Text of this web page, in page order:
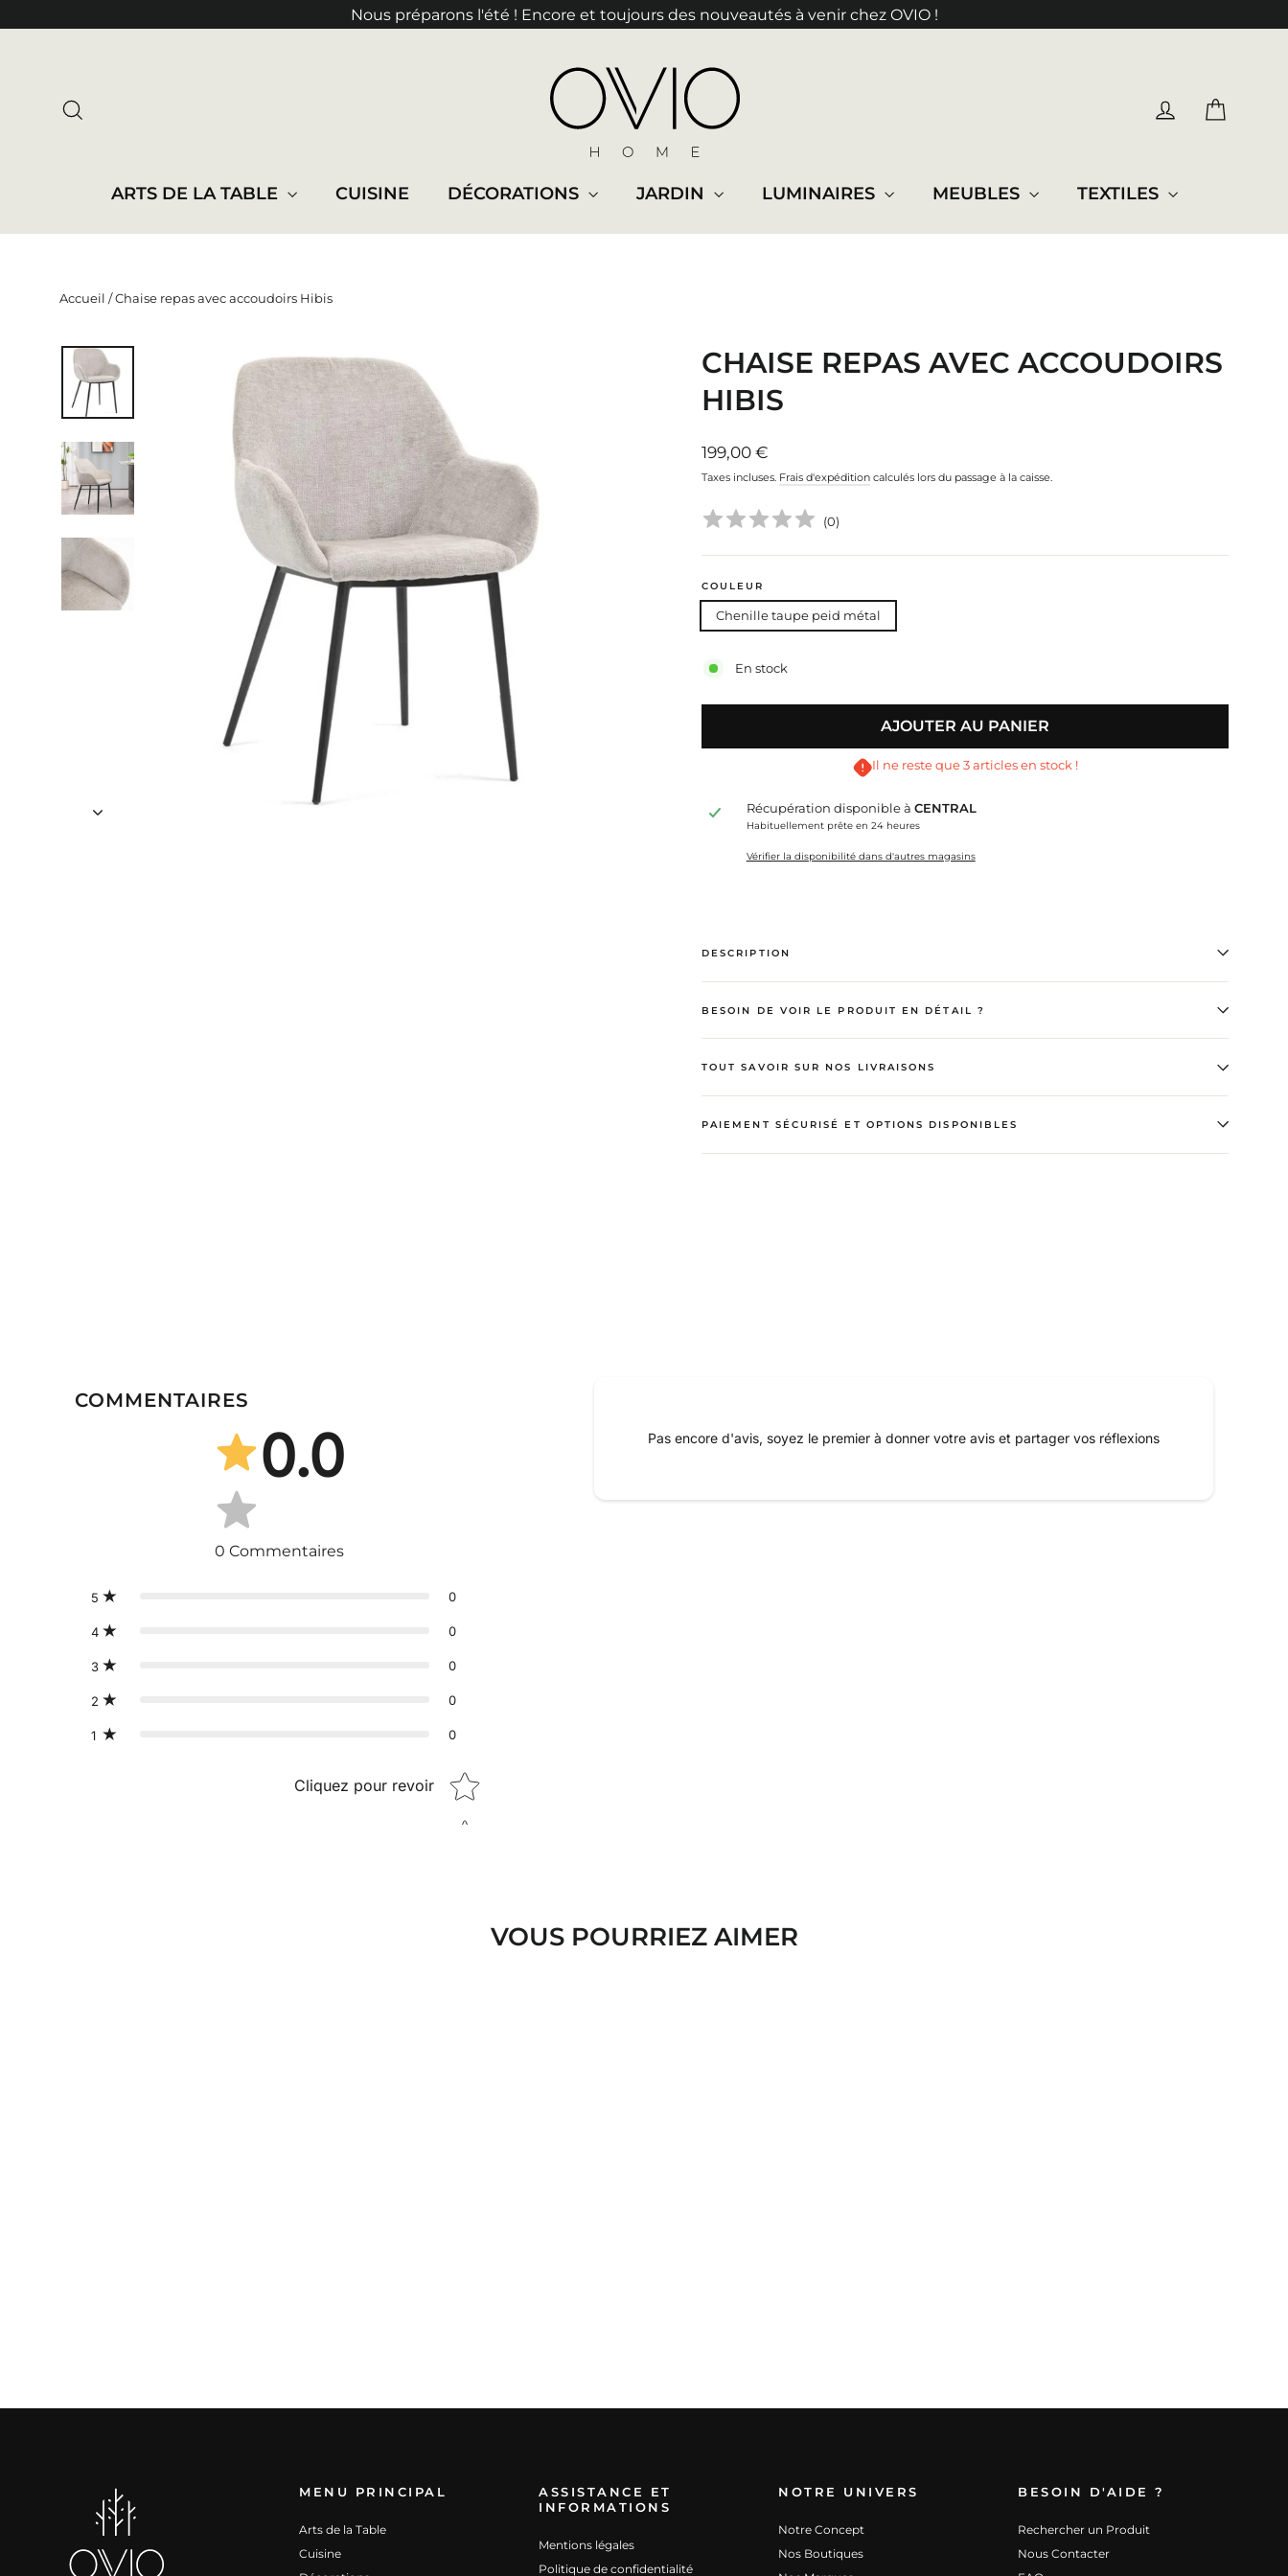
Nous préparons l'été ! Encore et toujours des nouveautés à venir chez OVIO !
SE
ARTS DE LA TABLE CUISINE DÉCORATIONS JARDIN LUMINAIRES MEUBLES TEXTILES
Accueil /Chaise repas avec accoudoirs Hibis
CHAISE REPAS AVEC ACCOUDOIRS
HIBIS
Prix
régulier
199,00 €
Taxes incluses. Frais d'expédition calculés lors du passage à la caisse.
(0)
COULEUR
Chenille taupe peid métal
En stock
AJOUTER AU PANIER
Il ne reste que 3 articles en stock !
Récupération disponible à CENTRAL
Habituellement prête en 24 heures
Vérifier la disponibilité dans d'autres magasins
DESCRIPTION
BESOIN DE VOIR LE PRODUIT EN DÉTAIL ?
TOUT SAVOIR SUR NOS LIVRAISONS
PAIEMENT SÉCURISÉ ET OPTIONS DISPONIBLES
COMMENTAIRES
0.0
0 Commentaires
5 0
4 0
3 0
2 0
1 0
Cliquez pour revoir
Star rating
Pas encore d'avis, soyez le premier à donner votre avis et partager vos réflexions
VOUS POURRIEZ AIMER
MENU PRINCIPAL
Arts de la Table
Cuisine
ASSISTANCE ET
INFORMATIONS
Mentions légales
Politique de confidentialité
NOTRE UNIVERS
Notre Concept
Nos Boutiques
BESOIN D'AIDE ?
Rechercher un Produit
Nous Contacter